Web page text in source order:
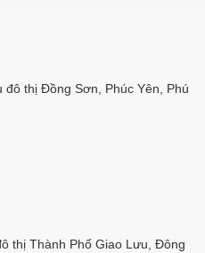
thị Đồng Sơn, Phúc Yên, Phú
thị Thành Phố Giao Lưu, Đông